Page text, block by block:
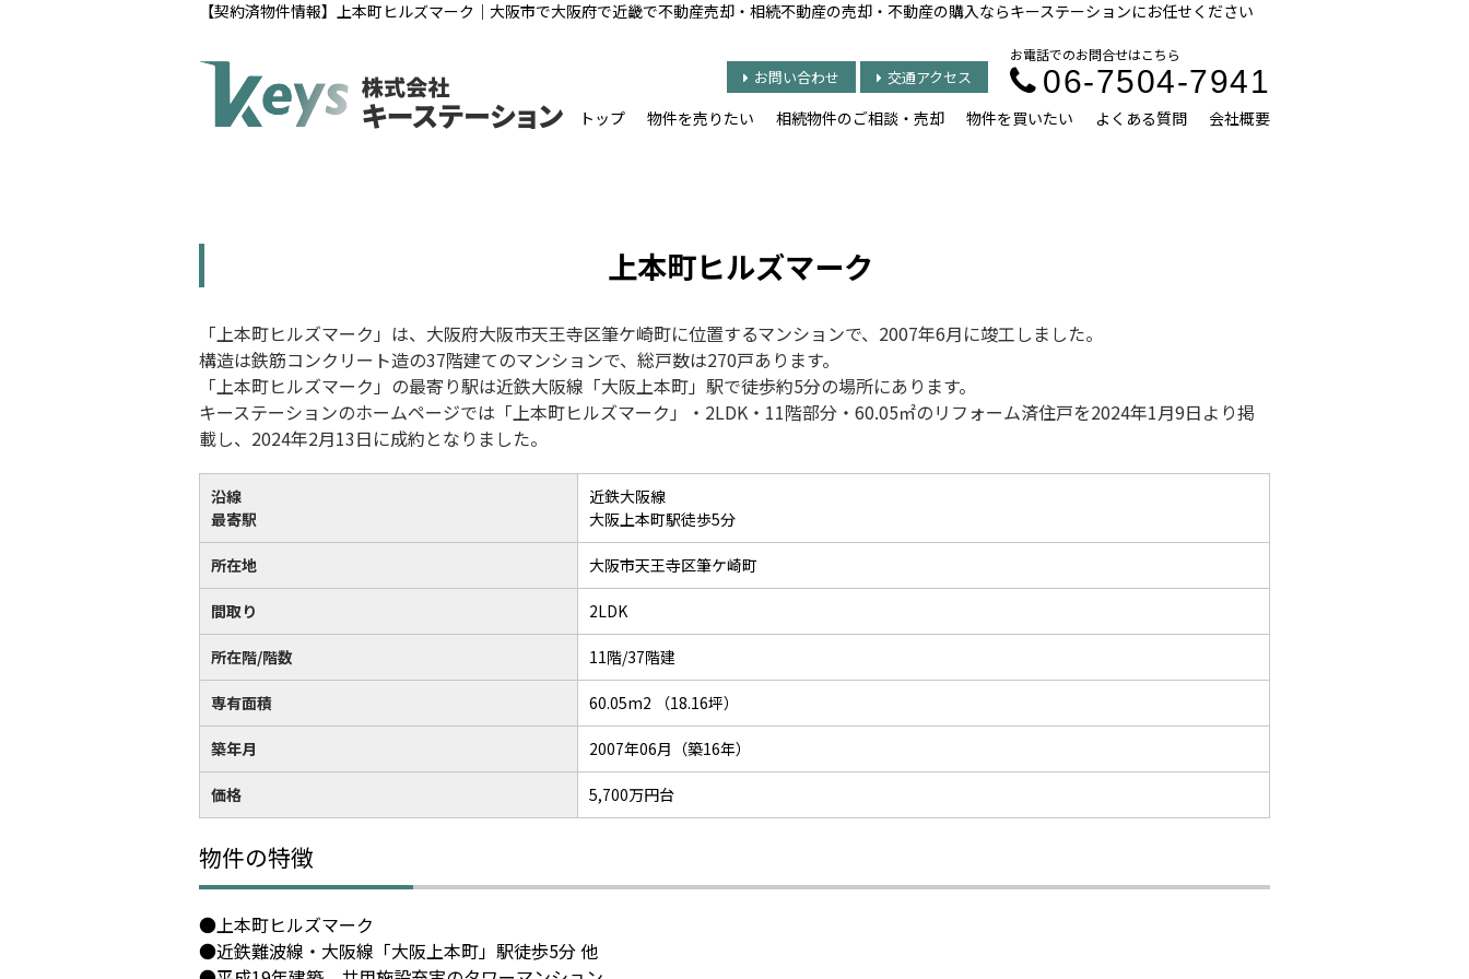
【契約済物件情報】上本町ヒルズマーク｜大阪市で大阪府で近畿で不動産売却・相続不動産の売却・不動産の購入ならキーステーションにお任せください
お電話でのお問合せはこちら
06-7504-7941
お問い合わせ 交通アクセス
トップ 物件を売りたい 相続物件のご相談・売却 物件を買いたい よくある質問 会社概要
上本町ヒルズマーク
「上本町ヒルズマーク」は、大阪府大阪市天王寺区筆ケ崎町に位置するマンションで、2007年6月に竣工しました。
構造は鉄筋コンクリート造の37階建てのマンションで、総戸数は270戸あります。
「上本町ヒルズマーク 」 の最寄り駅は近鉄大阪線「大阪上本町」駅で徒歩約5分の場所にあります。
キーステーションのホームページでは「上本町ヒルズマーク 」・2LDK・11階部分・60.05㎡のリフォーム済住戸を2024年1月9日より掲
載し、2024年2月13日に成約となりました。
沿線
最寄駅
近鉄大阪線
大阪上本町駅徒歩5分
所在地 大阪市天王寺区筆ケ崎町
間取り 2LDK
所在階/階数 11階/37階建
専有面積 60.05m2 （18.16坪）
築年月 2007年06月（築16年）
価格 5,700万円台
物件の特徴
●上本町ヒルズマーク
●近鉄難波線・大阪線「大阪上本町」駅徒歩5分 他